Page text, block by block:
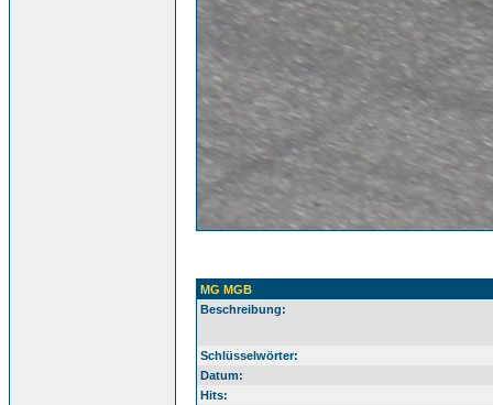
MG MGB
Beschreibung:
Schlüsselwörter:
Datum:
Hits: